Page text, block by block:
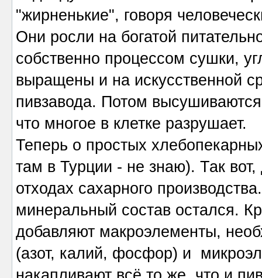
"жирненькие", говоря
Они росли на богатой
собственно процессом сушки,
выращены и на искусственной
пивзавода. Потом
что многое в клетке разрушает.
Теперь о простых
там в Турции - не знаю). Так
отходах сахарного
минеральный состав остался.
добавляют макроэлементы,
(азот, калий, фосфор) и